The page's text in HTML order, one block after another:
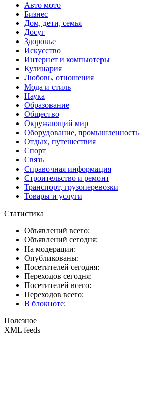
Авто мото
Бизнес
Дом, дети, семья
Досуг
Здоровье
Искусство
Интернет и компьютеры
Кулинария
Любовь, отношения
Мода и стиль
Наука
Образование
Общество
Окружающий мир
Оборудование, промышленность
Отдых, путешествия
Спорт
Связь
Справочная информация
Строительство и ремонт
Транспорт, грузоперевозки
Товары и услуги
Статистика
Объявлений всего:
Объявлений сегодня:
На модерации:
Опубликованы:
Посетителей сегодня:
Переходов сегодня:
Посетителей всего:
Переходов всего:
В блокноте:
Полезное
XML feeds